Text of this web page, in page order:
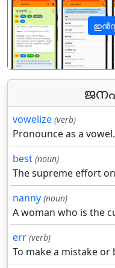
पिछला
vowelize (verb)
Pronounce as a vowel.
best (noun)
The supreme effort
nanny (noun)
A woman who is the
err (verb)
To make a mistake or